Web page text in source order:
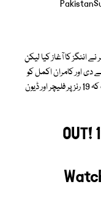
اننگز کا آغاز کیا لیکن
اور کامران اکمل کو
پانچویں ہی اوور میں 22 رنز پر پویلین واپس بھیج دیا جب کہ 19 رنز پر فلیچر اور ڈیون
OUT!